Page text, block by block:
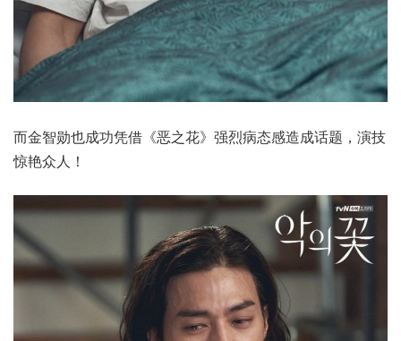
而金智勋也成功凭借《恶之花》强烈病态感造成话题，演技
惊艳众人！